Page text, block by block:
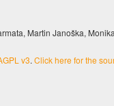
Martin Janoška,
v3. Click here for the